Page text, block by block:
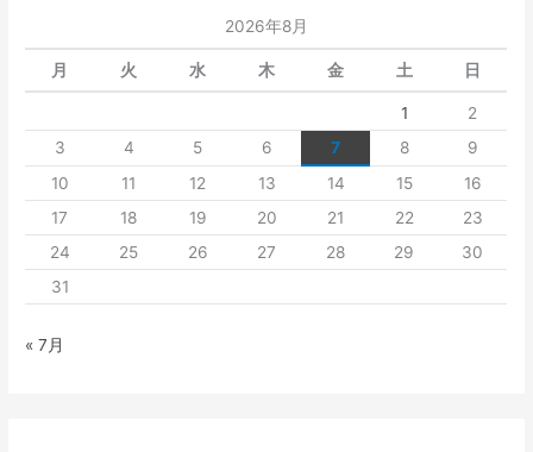
2026年8月
月 火 水 木 金 土 日
1
2
3
4 5 6 7 8
9
10
11 12 13 14 15
16
17
18 19 20 21 22
23
24
25 26 27 28 29
30
31
« 7月